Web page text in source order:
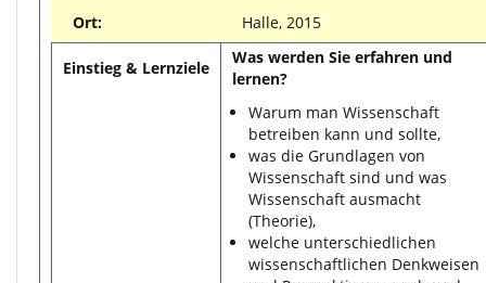
Ort: Halle, 2015
Einstieg & Lernziele
Was werden Sie erfahren und
lernen?
Warum man Wissenschaft
betreiben kann und sollte,
was die Grundlagen von
Wissenschaft sind und was
Wissenschaft ausmacht
(Theorie),
welche unterschiedlichen
wissenschaftlichen Denkweisen